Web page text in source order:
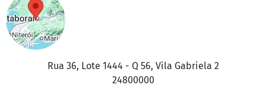
Rua 36, Lote 1444 - Q 56, Vila Gabriela 2
24800000